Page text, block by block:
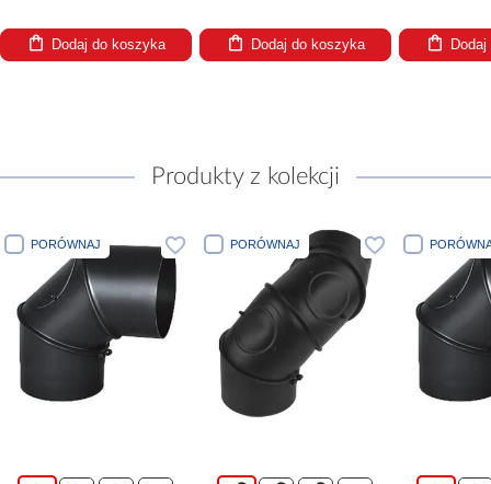
Dodaj do koszyka Dodaj do koszyka
Produkty z kolekcji
PORÓWNAJ PORÓWNAJ